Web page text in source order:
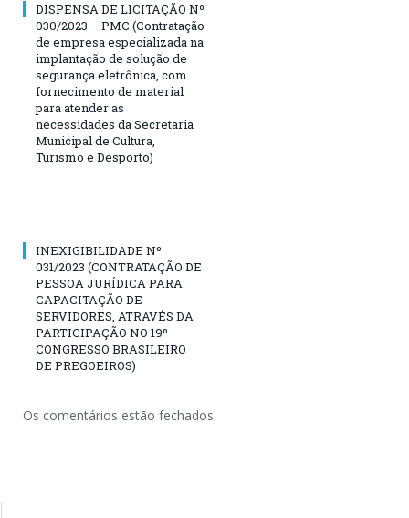
DISPENSA DE LICITAÇÃO Nº
030/2023 – PMC (Contratação
de empresa especializada na
implantação de solução de
segurança eletrônica, com
fornecimento de material
para atender as
necessidades da Secretaria
Municipal de Cultura,
Turismo e Desporto)
INEXIGIBILIDADE Nº
031/2023 (CONTRATAÇÃO DE
PESSOA JURÍDICA PARA
CAPACITAÇÃO DE
SERVIDORES, ATRAVÉS DA
PARTICIPAÇÃO NO 19º
CONGRESSO BRASILEIRO
DE PREGOEIROS)
Os comentários estão fechados.